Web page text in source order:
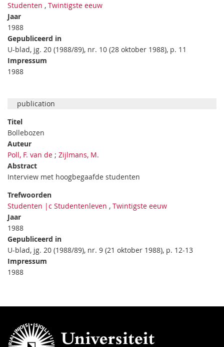
Studenten , Twintigste eeuw
Jaar
1988
Gepubliceerd in
U-blad, jg. 20 (1988/89), nr. 10 (28 oktober 1988), p. 11
Impressum
1988
publication
Titel
Bollebozen
Auteur
Poll, F. van de ; Zijlmans, M.
Abstract
Interview met hoogbegaafde studenten
Trefwoorden
Studenten |c Studentenleven , Twintigste eeuw
Jaar
1988
Gepubliceerd in
U-blad, jg. 20 (1988/89), nr. 9 (21 oktober 1988), p. 12-13
Impressum
1988